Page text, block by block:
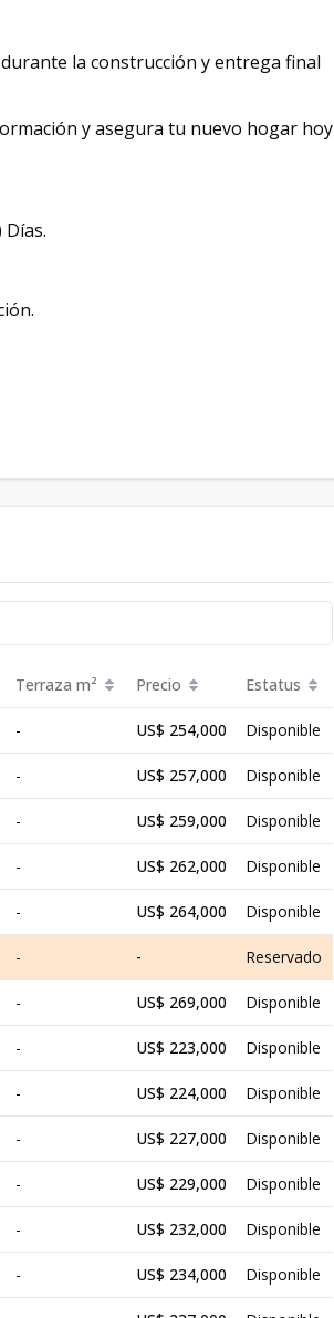
la construcción y entrega final
y asegura tu nuevo hogar hoy
Terraza m² Precio Estatus
- US$ 254,000 Disponible
- US$ 257,000 Disponible
- US$ 259,000 Disponible
- US$ 262,000 Disponible
- US$ 264,000 Disponible
- - Reservado
- US$ 269,000 Disponible
- US$ 223,000 Disponible
- US$ 224,000 Disponible
- US$ 227,000 Disponible
- US$ 229,000 Disponible
- US$ 232,000 Disponible
- US$ 234,000 Disponible